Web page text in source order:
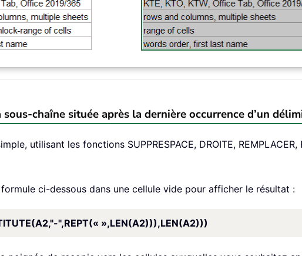
chaîne située après la dernière occurrence d’un
utilisant les fonctions SUPPRESPACE, DROITE,
ci-dessous dans une cellule vide pour afficher le résultat :
",REPT(« »,LEN(A2))),LEN(A2)))